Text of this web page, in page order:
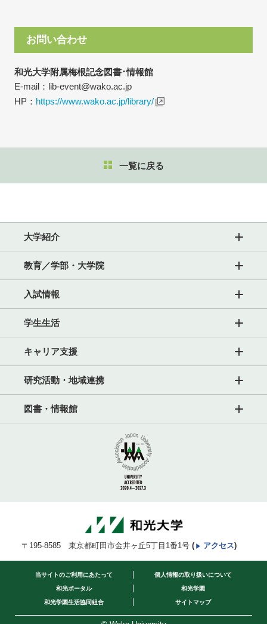
お問い合わせ
和光大学附属梅根記念図書･情報館
E-mail：lib-event@wako.ac.jp
HP： https://www.wako.ac.jp/library/
一覧に戻る
大学紹介
教育／学部・大学院
入試情報
学生生活
キャリア支援
研究活動・地域連携
図書・情報館
〒195-8585 東京都町田市金井ヶ丘5丁目1番1号 ( アクセス)
当サイトのご利用にあたって 個人情報の取り扱いについて
和光ポータル 和光学園
和光学園生活協同組合 サイトマップ